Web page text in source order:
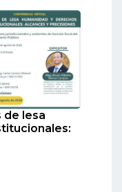
de lesa